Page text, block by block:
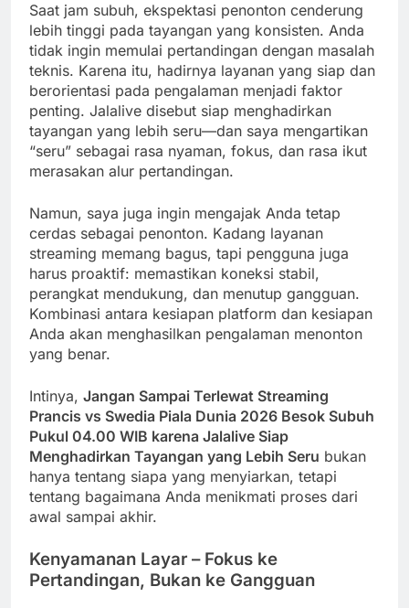
Saat jam subuh, ekspektasi penonton cenderung
lebih tinggi pada tayangan yang konsisten. Anda
tidak ingin memulai pertandingan dengan masalah
teknis. Karena itu, hadirnya layanan yang siap dan
berorientasi pada pengalaman menjadi faktor
penting. Jalalive disebut siap menghadirkan
tayangan yang lebih seru—dan saya mengartikan
“seru” sebagai rasa nyaman, fokus, dan rasa ikut
merasakan alur pertandingan.
Namun, saya juga ingin mengajak Anda tetap
cerdas sebagai penonton. Kadang layanan
streaming memang bagus, tapi pengguna juga
harus proaktif: memastikan koneksi stabil,
perangkat mendukung, dan menutup gangguan.
Kombinasi antara kesiapan platform dan kesiapan
Anda akan menghasilkan pengalaman menonton
yang benar.
Intinya, Jangan Sampai Terlewat Streaming
Prancis vs Swedia Piala Dunia 2026 Besok Subuh
Pukul 04.00 WIB karena Jalalive Siap
Menghadirkan Tayangan yang Lebih Seru bukan
hanya tentang siapa yang menyiarkan, tetapi
tentang bagaimana Anda menikmati proses dari
awal sampai akhir.
Kenyamanan Layar – Fokus ke
Pertandingan, Bukan ke Gangguan